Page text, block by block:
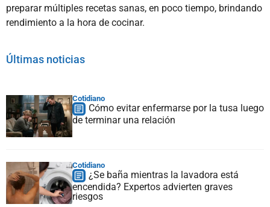
preparar múltiples recetas sanas, en poco tiempo, brindando
rendimiento a la hora de cocinar.
Últimas noticias
Cotidiano
Cómo evitar enfermarse por la tusa luego
de terminar una relación
Cotidiano
¿Se baña mientras la lavadora está
encendida? Expertos advierten graves
riesgos